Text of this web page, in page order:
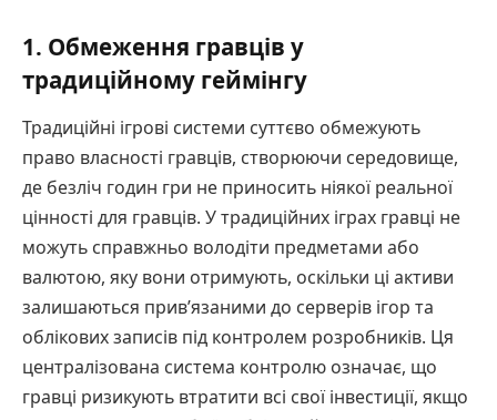
1. Обмеження гравців у
традиційному геймінгу
Традиційні ігрові системи суттєво обмежують
право власності гравців, створюючи середовище,
де безліч годин гри не приносить ніякої реальної
цінності для гравців. У традиційних іграх гравці не
можуть справжньо володіти предметами або
валютою, яку вони отримують, оскільки ці активи
залишаються прив’язаними до серверів ігор та
облікових записів під контролем розробників. Ця
централізована система контролю означає, що
гравці ризикують втратити всі свої інвестиції, якщо